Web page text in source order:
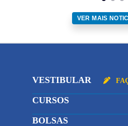
VER MAIS
VESTIBULAR
CURSOS
BOLSAS